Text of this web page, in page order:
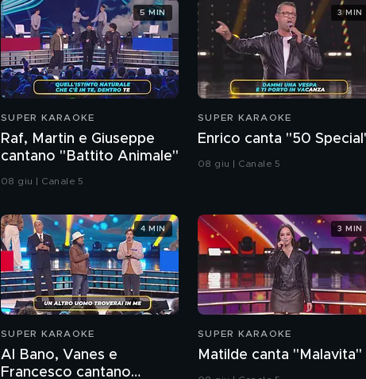
SUPER KARAOKE
Raf, Martin e Giuseppe
cantano "Battito Animale"
08 giu | Canale 5
5 MIN
SUPER KARAOKE
Enrico canta "50
08 giu | Canale 5
3 MIN
SUPER KARAOKE
Al Bano, Vanes e
Francesco cantano
4 MIN
SUPER KARAOKE
Matilde canta "Malavita"
3 MIN